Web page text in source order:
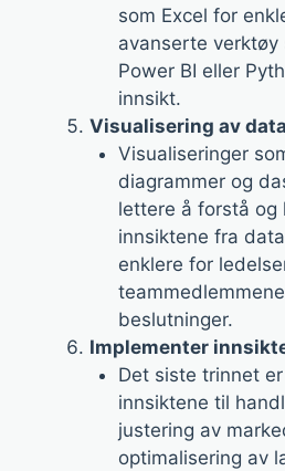
som Excel for
avanserte verktøy
Power BI eller
innsikt.
Visualisering av
Visualiseringer
diagrammer og
lettere å forstå og
innsiktene fra
enklere for
beslutninger.
Implementer
Det siste trinnet
innsiktene til
justering av
optimalisering av